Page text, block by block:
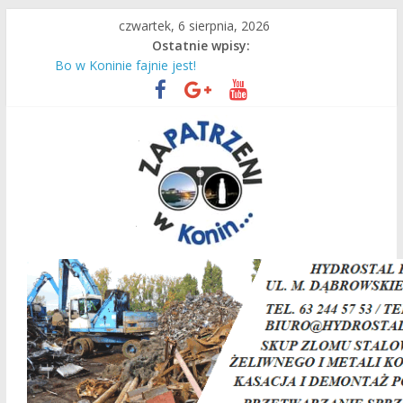
czwartek, 6 sierpnia, 2026
Ostatnie wpisy:
Remont zakończony sukcesem!
Bo w Koninie fajnie jest!
Czas intensywnej pracy dla naszych ciepłowników!
Dzieciaki uczą się pływać!
Zapatrzeni
w
Konin